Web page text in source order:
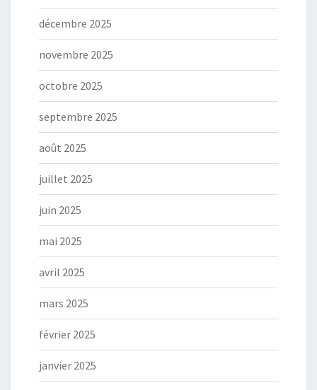
décembre 2025
novembre 2025
octobre 2025
septembre 2025
août 2025
juillet 2025
juin 2025
mai 2025
avril 2025
mars 2025
février 2025
janvier 2025